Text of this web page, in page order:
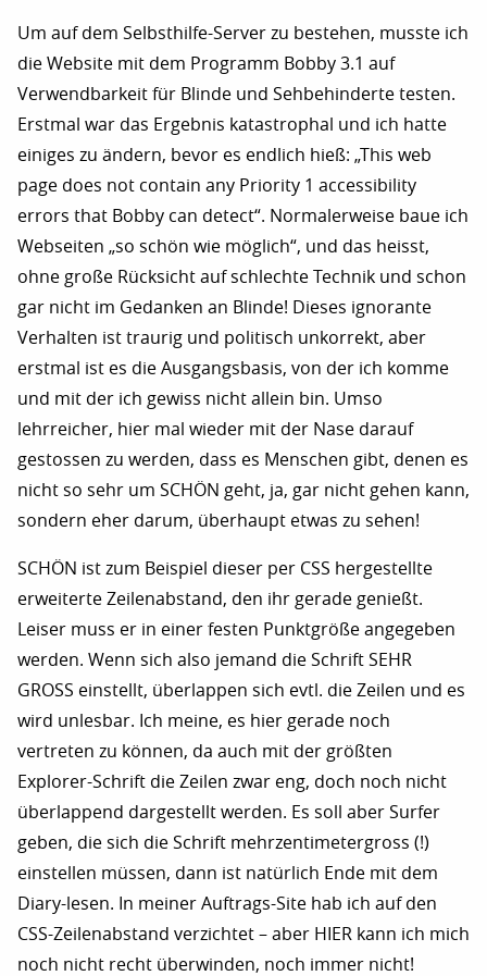
Um auf dem Selbsthilfe-Server zu bestehen, musste ich
die Website mit dem Programm Bobby 3.1 auf
Verwendbarkeit für Blinde und Sehbehinderte testen.
Erstmal war das Ergebnis katastrophal und ich hatte
einiges zu ändern, bevor es endlich hieß: „This web
page does not contain any Priority 1 accessibility
errors that Bobby can detect“. Normalerweise baue ich
Webseiten „so schön wie möglich“, und das heisst,
ohne große Rücksicht auf schlechte Technik und schon
gar nicht im Gedanken an Blinde! Dieses ignorante
Verhalten ist traurig und politisch unkorrekt, aber
erstmal ist es die Ausgangsbasis, von der ich komme
und mit der ich gewiss nicht allein bin. Umso
lehrreicher, hier mal wieder mit der Nase darauf
gestossen zu werden, dass es Menschen gibt, denen es
nicht so sehr um SCHÖN geht, ja, gar nicht gehen kann,
sondern eher darum, überhaupt etwas zu sehen!
SCHÖN ist zum Beispiel dieser per CSS hergestellte
erweiterte Zeilenabstand, den ihr gerade genießt.
Leiser muss er in einer festen Punktgröße angegeben
werden. Wenn sich also jemand die Schrift SEHR
GROSS einstellt, überlappen sich evtl. die Zeilen und es
wird unlesbar. Ich meine, es hier gerade noch
vertreten zu können, da auch mit der größten
Explorer-Schrift die Zeilen zwar eng, doch noch nicht
überlappend dargestellt werden. Es soll aber Surfer
geben, die sich die Schrift mehrzentimetergross (!)
einstellen müssen, dann ist natürlich Ende mit dem
Diary-lesen. In meiner Auftrags-Site hab ich auf den
CSS-Zeilenabstand verzichtet – aber HIER kann ich mich
noch nicht recht überwinden, noch immer nicht!